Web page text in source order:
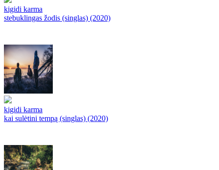
kigidi karma
stebuklingas žodis (singlas) (2020)
kigidi karma
kai sulėtini tempą (singlas) (2020)